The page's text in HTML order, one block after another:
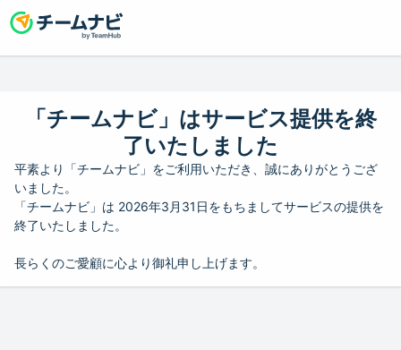
「チームナビ」はサービス提供を終
了いたしました
平素より「チームナビ」をご利用いただき、誠にありがとうござ
いました。
「チームナビ」は 2026年3月31日をもちましてサービスの提供を
終了いたしました。
長らくのご愛顧に心より御礼申し上げます。